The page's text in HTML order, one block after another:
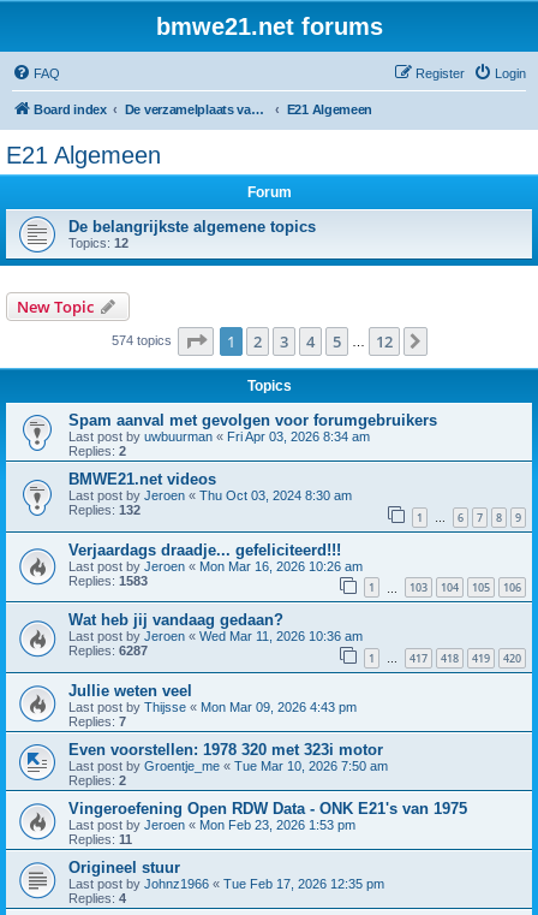
bmwe21.net forums
FAQ Login
Register
Board index De verzamelplaats van E21 fanaten der lage landen - Dutch forum E21 Algemeen
E21 Algemeen
Forum
De belangrijkste algemene topics
Topics: 12
New Topic
574 topics Page 1of 12
1 2 3 4 5 12
Topics
Spam aanval met gevolgen voor forumgebruikers
Last post by uwbuurman « Fri Apr 03, 2026 8:34 am
Replies: 2
BMWE21.net videos
Last post by Jeroen « Thu Oct 03, 2024 8:30 am
Replies: 132 1 … 6 7 8 9
Verjaardags draadje... gefeliciteerd!!!
Last post by Jeroen « Mon Mar 16, 2026 10:26 am
Replies: 1583 1 103 104 105 106
Wat heb jij vandaag gedaan?
Last post by Jeroen « Wed Mar 11, 2026 10:36 am
Replies: 6287 1 … 417 418 419 420
Jullie weten veel
Last post by Thijsse « Mon Mar 09, 2026 4:43 pm
Replies: 7
Even voorstellen: 1978 320 met 323i motor
Last post by Groentje_me « Tue Mar 10, 2026 7:50 am
Replies: 2
Vingeroefening Open RDW Data - ONK E21's van 1975
Last post by Jeroen « Mon Feb 23, 2026 1:53 pm
Replies: 11
Origineel stuur
Last post by Johnz1966 « Tue Feb 17, 2026 12:35 pm
Replies: 4